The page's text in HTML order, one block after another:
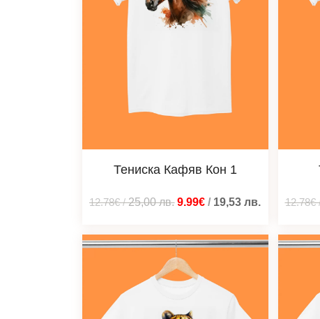
Тениска Кафяв Кон 1
12.78€/25,00лв. 9.99€ / 19,53лв. 12.78€